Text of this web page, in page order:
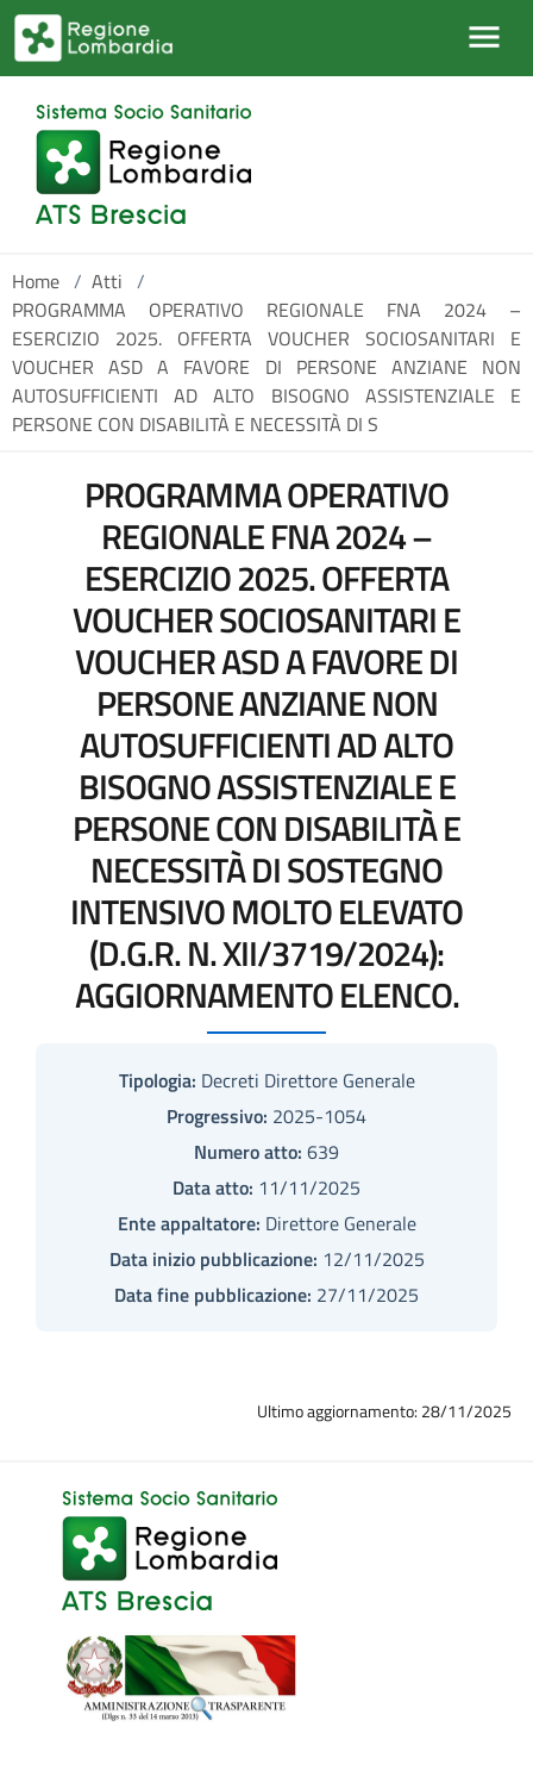
Salta al contenuto principale
Home / Atti /
PROGRAMMA OPERATIVO REGIONALE FNA 2024 –
ESERCIZIO 2025. OFFERTA VOUCHER SOCIOSANITARI E
VOUCHER ASD A FAVORE DI PERSONE ANZIANE NON
AUTOSUFFICIENTI AD ALTO BISOGNO ASSISTENZIALE E
PERSONE CON DISABILITÀ E NECESSITÀ DI S
PROGRAMMA OPERATIVO
REGIONALE FNA 2024 –
ESERCIZIO 2025. OFFERTA
VOUCHER SOCIOSANITARI E
VOUCHER ASD A FAVORE DI
PERSONE ANZIANE NON
AUTOSUFFICIENTI AD ALTO
BISOGNO ASSISTENZIALE E
PERSONE CON DISABILITÀ E
NECESSITÀ DI SOSTEGNO
INTENSIVO MOLTO ELEVATO
(D.G.R. N. XII/3719/2024):
AGGIORNAMENTO ELENCO.
Tipologia: Decreti Direttore Generale
Progressivo: 2025-1054
Numero atto: 639
Data atto: 11/11/2025
Ente appaltatore: Direttore Generale
Data inizio pubblicazione: 12/11/2025
Data fine pubblicazione: 27/11/2025
Ultimo aggiornamento: 28/11/2025